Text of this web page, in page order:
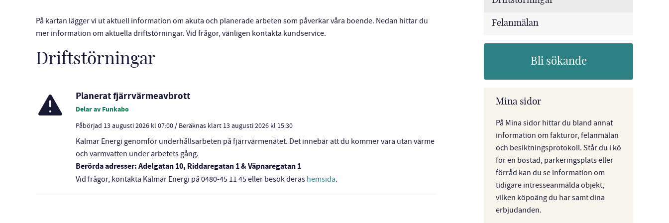
På kartan lägger vi ut aktuell information om akuta och planerade arbeten som påverkar våra boende. Nedan hittar du
mer information om aktuella driftstörningar. Vid frågor, vänligen kontakta kundservice.
Driftstörningar
Planerat fjärrvärmeavbrott
Delar av Funkabo
Påbörjad 13 augusti 2026 kl 07:00 / Beräknas klart 13 augusti 2026 kl 15:30
Kalmar Energi genomför underhållsarbeten på fjärrvärmenätet. Det innebär att du kommer vara utan värme
och varmvatten under arbetets gång.
Berörda adresser: Adelgatan 10, Riddaregatan 1 & Väpnaregatan 1
Vid frågor, kontakta Kalmar Energi på 0480-45 11 45 eller besök deras hemsida.
Felanmälan
Bli sökande
Mina sidor
På Mina sidor hittar du bland annat
information om fakturor, felanmälan
och besiktningsprotokoll. Står du i kö
för en bostad, parkeringsplats eller
förråd kan du se information om
tidigare intresseanmälda objekt,
vilken köpoäng du har samt dina
erbjudanden.